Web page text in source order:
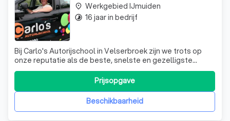
Bij Carlo's Autorijschool in Velserbroek zijn we trots op
onze reputatie als de beste, snelste en gezelligste
autorijschool in de regio. Wij onderscheiden ons door
onze gratis proefles en intensieve begeleiding. Bij ons
wordt niets overgeslagen. Of je nu een beginner bent of al
enige ervaring hebt,
Beschikbaarheid
Prijsopgave
place Werkgebied IJmuiden
timelapse 16 jaar in bedrijf